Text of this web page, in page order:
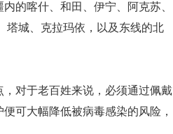
的喀什、和田、伊宁、阿克苏、
塔城、克拉玛依，以及东线的北
对于老百姓来说，必须通过佩戴
可大幅降低被病毒感染的风险，